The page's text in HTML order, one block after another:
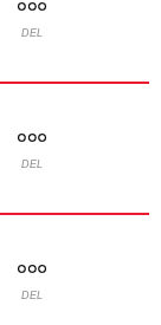
DEL
DEL
DEL